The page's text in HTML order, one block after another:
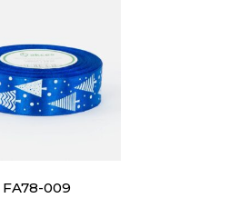
FA78-009